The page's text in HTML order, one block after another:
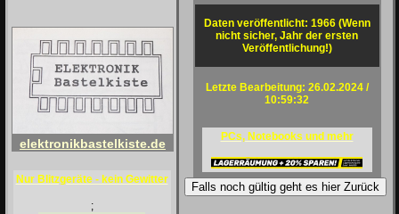
elektronikbastelkiste.de
Nur Blitzgeräte - kein Gewitter
;
Daten veröffentlicht: 1966 (Wenn
nicht sicher, Jahr der ersten
Veröffentlichung!)
Letzte Bearbeitung: 26.02.2024 /
10:59:32
PCs, Notebooks und mehr
Falls noch gültig geht es hier Zurück